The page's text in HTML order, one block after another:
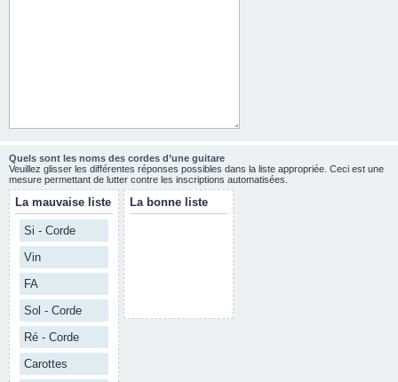
Quels sont les noms des cordes d’une guitare
Veuillez glisser les différentes réponses possibles dans la liste appropriée. Ceci est une
mesure permettant de lutter contre les inscriptions automatisées.
La mauvaise liste
Si - Corde
Vin
FA
Sol - Corde
Ré - Corde
Carottes
La bonne liste